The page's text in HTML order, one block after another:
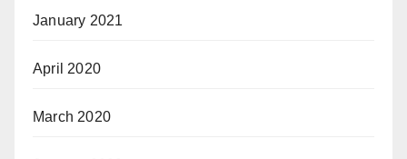
January 2021
April 2020
March 2020